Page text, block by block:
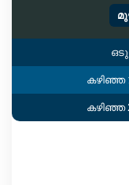
കഴിഞ്ഞ
കഴിഞ്ഞ